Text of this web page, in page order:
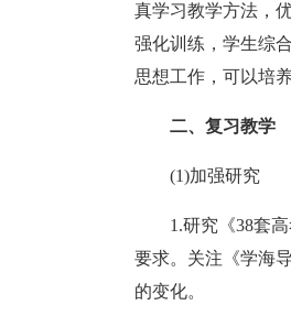
真学习教学方法，
强化训练，学生综
思想工作，可以培
二、复习教学
(1)加强研究
1.研究《38套
要求。关注《学海
的变化。